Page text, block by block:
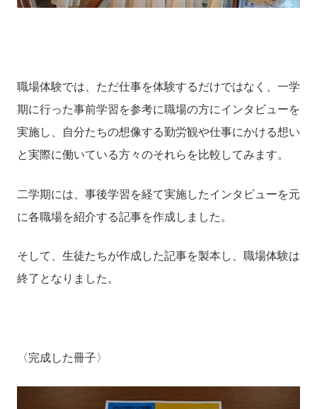
職場体験では、ただ仕事を体験するだけではなく、一学
期に行った事前学習を参考に職場の方にインタビューを
実施し、自分たちの想像する勤労観や仕事にかける想い
と実際に働いている方々のそれらを比較してみます。
二学期には、事後学習を経て実施したインタビューを元
に各職場を紹介する記事を作成しました。
そして、生徒たちが作成した記事を製本し、職場体験は
終了となりました。
〈完成した冊子〉